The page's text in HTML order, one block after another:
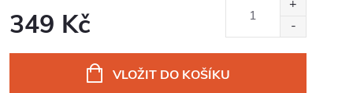
349 Kč
VLOŽIT DO KOŠÍKU